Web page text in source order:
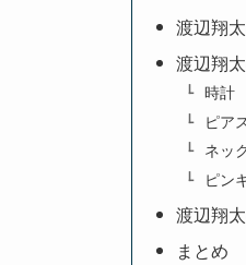
渡辺翔
渡辺翔
時計
ピア
ネッ
ピン
渡辺翔
まとめ